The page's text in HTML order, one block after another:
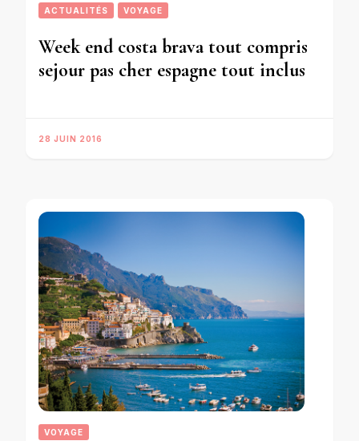
ACTUALITÉS VOYAGE
Week end costa brava tout compris
sejour pas cher espagne tout inclus
28 JUIN 2016
VOYAGE